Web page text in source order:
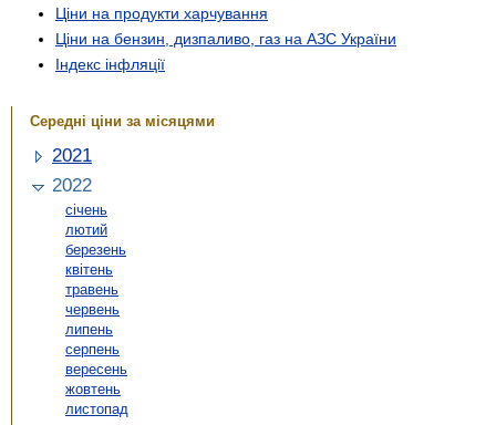
Ціни на продукти харчування
Ціни на бензин, дизпаливо, газ на АЗС України
Індекс інфляції
Середні ціни за місяцями
2021
2022
січень
лютий
березень
квітень
травень
червень
липень
серпень
вересень
жовтень
листопад